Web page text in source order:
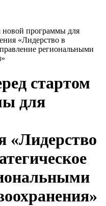
новой программы для
«Лидерство в
региональными
стартом
для
«Лидерство